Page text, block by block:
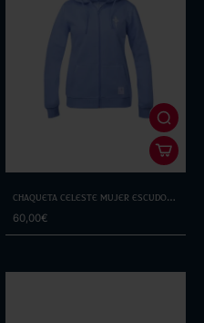
Chaqueta Celeste Mujer Escudo
Blanco
60,00€